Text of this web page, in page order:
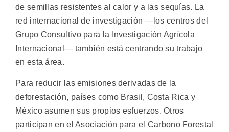
de semillas resistentes al calor y a las sequías. La
red internacional de investigación —los centros del
Grupo Consultivo para la Investigación Agrícola
Internacional— también está centrando su trabajo
en esta área.
Para reducir las emisiones derivadas de la
deforestación, países como Brasil, Costa Rica y
México asumen sus propios esfuerzos. Otros
participan en el Asociación para el Carbono Forestal